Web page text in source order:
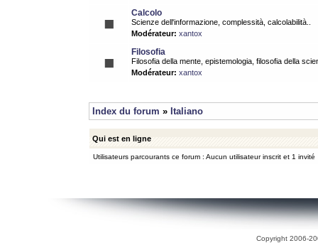
Calcolo
Scienze dell'informazione, complessità, calcolabilità..
Modérateur: xantox
Filosofia
Filosofia della mente, epistemologia, filosofia della
Modérateur: xantox
Index du forum » Italiano
Qui est en ligne
Utilisateurs parcourants ce forum : Aucun utilisateur inscrit et 1 invité
Copyright 2006-